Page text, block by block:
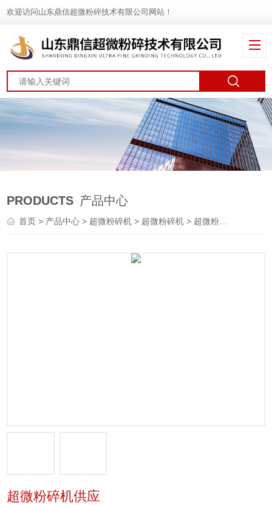
欢迎访问山东鼎信超微粉碎技术有限公司网站！
PRODUCTS 产品中心
首页> 产品中心 > 超微粉碎机 > 超微粉碎机 > 超微粉碎机供应
超微粉碎机供应